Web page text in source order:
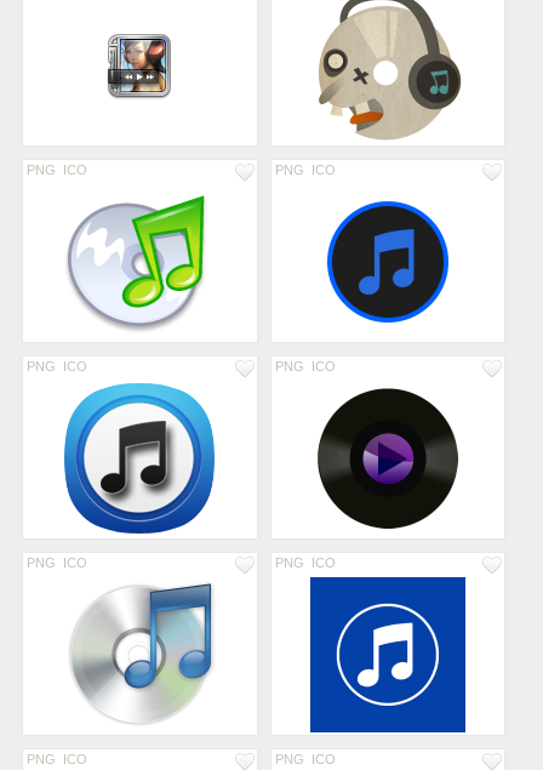
PNG ICO PNG ICO
PNG ICO PNG ICO
PNG ICO PNG ICO
PNG ICO PNG ICO